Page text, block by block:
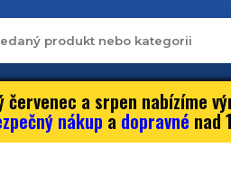
červenec a srpen nabízíme
nákup a dopravné nad